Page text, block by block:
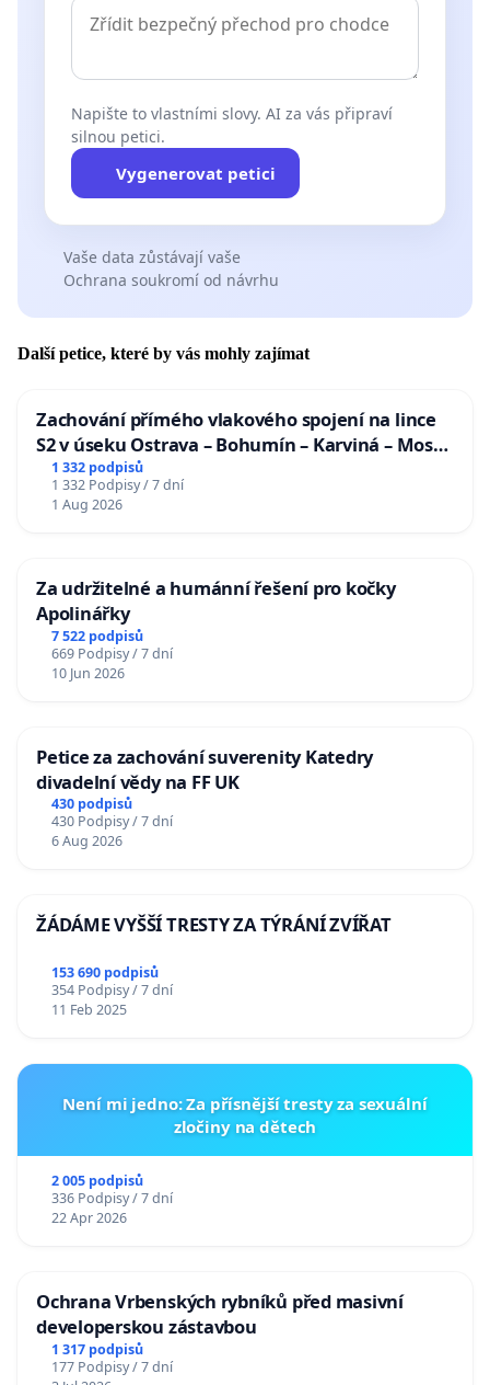
Napište to vlastními slovy. AI za vás připraví
silnou petici.
Vygenerovat petici
Vaše data zůstávají vaše
Ochrana soukromí od návrhu
Další petice, které by vás mohly zajímat
Zachování přímého vlakového spojení na lince
S2 v úseku Ostrava – Bohumín – Karviná – Mosty
u Jablunkova
1 332 podpisů
1 332 Podpisy / 7 dní
1 Aug 2026
Za udržitelné a humánní řešení pro kočky
Apolinářky
7 522 podpisů
669 Podpisy / 7 dní
10 Jun 2026
Petice za zachování suverenity Katedry
divadelní vědy na FF UK
430 podpisů
430 Podpisy / 7 dní
6 Aug 2026
ŽÁDÁME VYŠŠÍ TRESTY ZA TÝRÁNÍ ZVÍŘAT
153 690 podpisů
354 Podpisy / 7 dní
11 Feb 2025
Není mi jedno: Za přísnější tresty za sexuální
zločiny na dětech
2 005 podpisů
336 Podpisy / 7 dní
22 Apr 2026
Ochrana Vrbenských rybníků před masivní
developerskou zástavbou
1 317 podpisů
177 Podpisy / 7 dní